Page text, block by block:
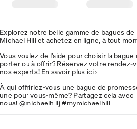
Explorez notre belle gamme de bagues
Michael Hill et achetez en ligne, à tout
Vous voulez de l'aide pour choisir la
porter ou à offrir? Réservez votre rendez-
nos experts! En savoir plus ici ›
À qui offririez-vous une bague de
une pour vous-même? Partagez cela avec
nous! @michaelhillj#mymichaelhill